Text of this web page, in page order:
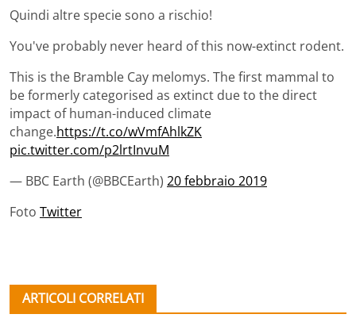
Quindi altre specie sono a rischio!
You've probably never heard of this now-extinct rodent.
This is the Bramble Cay melomys. The first mammal to
be formerly categorised as extinct due to the direct
impact of human-induced climate
change.https://t.co/wVmfAhlkZK
pic.twitter.com/p2lrtInvuM
— BBC Earth (@BBCEarth) 20 febbraio 2019
Foto Twitter
ARTICOLI CORRELATI